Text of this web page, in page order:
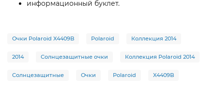
информационный буклет.
Очки Polaroid X4409B Polaroid Коллекция 2014
2014 Солнцезащитные очки Коллекция Polaroid 2014
Солнцезащитные Очки Polaroid X4409B